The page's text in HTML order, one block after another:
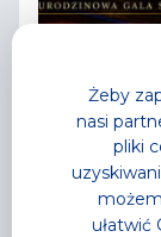
Żeby
nasi
pliki
ułatwić